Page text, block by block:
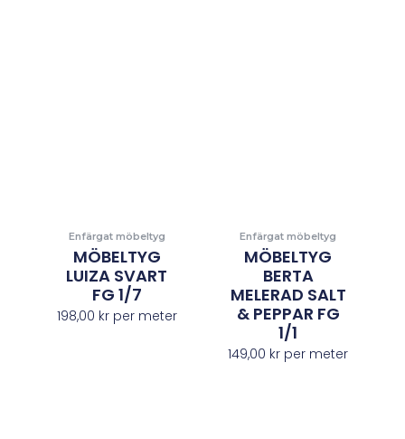
Enfärgat möbeltyg
MÖBELTYG
LUIZA SVART
FG 1/7
198,00 krper meter
Enfärgat möbeltyg
MÖBELTYG
BERTA
MELERAD SALT
& PEPPAR FG
1/1
149,00 kr per meter